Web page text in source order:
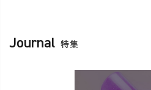
Journal 特集